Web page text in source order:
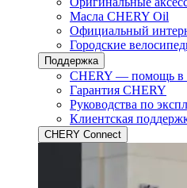
Масла CHERY Oil
Официальный
Городские
Поддержка
CHERY — помощь в
Гарантия CHERY
Руководства по
Клиентская
CHERY Connect